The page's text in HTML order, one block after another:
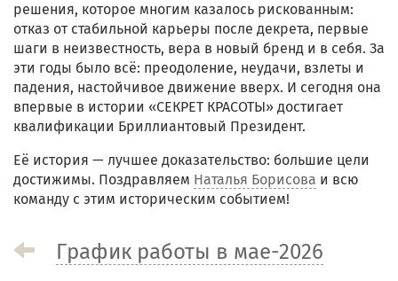
решения, которое многим казалось рискованным:
отказ от стабильной карьеры после декрета, первые
шаги в неизвестность, вера в новый бренд и в себя. За
эти годы было всё: преодоление, неудачи, взлеты и
падения, настойчивое движение вверх. И сегодня она
впервые в истории «СЕКРЕТ КРАСОТЫ» достигает
квалификации Бриллиантовый Президент.
Её история — лучшее доказательство: большие цели
достижимы. Поздравляем Наталья Борисова и всю
команду с этим историческим событием!
График работы в мае-2026